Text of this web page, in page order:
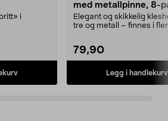
i
med metallpinne, 8-
Elegant og skikkelig
tre og metall – finnes i
79,90
Legg i handlekurv